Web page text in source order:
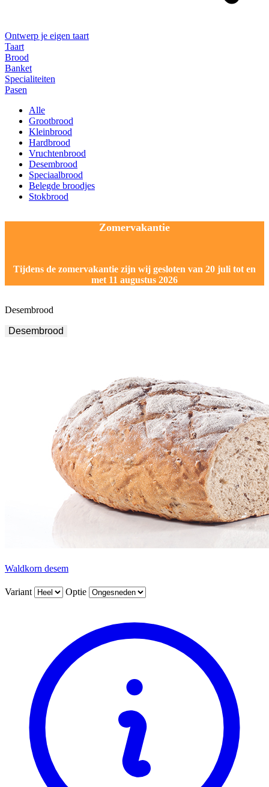
Ontwerp je eigen taart
Taart
Brood
Banket
Specialiteiten
Pasen
Alle
Grootbrood
Kleinbrood
Hardbrood
Vruchtenbrood
Desembrood
Speciaalbrood
Belegde broodjes
Stokbrood
Zomervakantie
Tijdens de zomervakantie zijn wij gesloten van 20 juli tot en
met 11 augustus 2026
Desembrood
Desembrood
Waldkorn desem
Variant Optie